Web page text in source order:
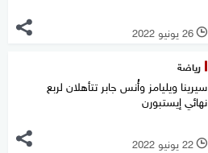
l 26 يونيو 2022
رياضة
سيرينا ويليامز وأُنس جابر تتأهلان لربع
نهائي إيستبورن
l 22 يونيو 2022